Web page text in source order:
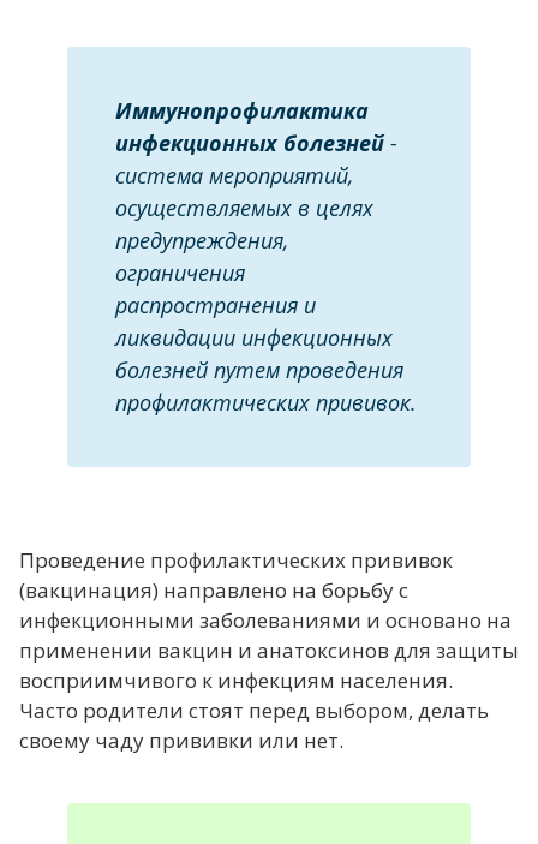
Иммунопрофилактика
инфекционных болезней -
система мероприятий,
осуществляемых в целях
предупреждения,
ограничения
распространения и
ликвидации инфекционных
болезней путем проведения
профилактических прививок.
Проведение профилактических прививок
(вакцинация) направлено на борьбу с
инфекционными заболеваниями и основано на
применении вакцин и анатоксинов для защиты
восприимчивого к инфекциям населения.
Часто родители стоят перед выбором, делать
своему чаду прививки или нет.